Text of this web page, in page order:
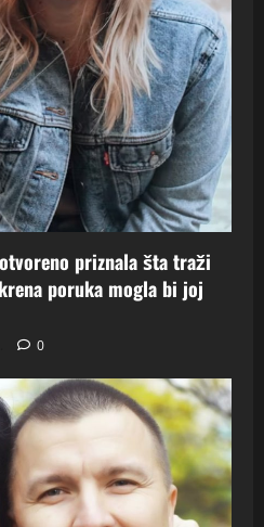
priznala šta traži
poruka mogla bi joj
0